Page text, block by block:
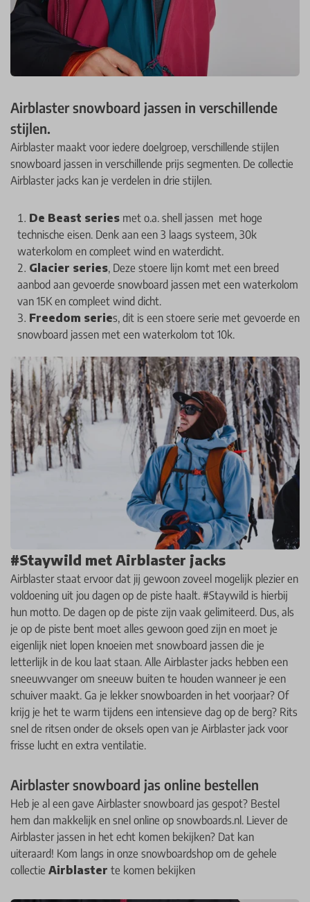
Airblaster snowboard jassen in verschillende
stijlen.
Airblaster maakt voor iedere doelgroep, verschillende stijlen
snowboard jassen in verschillende prijs segmenten. De collectie
Airblaster jacks kan je verdelen in drie stijlen.
De Beast series met o.a. shell jassen met hoge
technische eisen. Denk aan een 3 laags systeem, 30k
waterkolom en compleet wind en waterdicht.
Glacier series, Deze stoere lijn komt met een breed
aanbod aan gevoerde snowboard jassen met een waterkolom
van 15K en compleet wind dicht.
Freedom series, dit is een stoere serie met gevoerde en
snowboard jassen met een waterkolom tot 10k.
#Staywild met Airblaster jacks
Airblaster staat ervoor dat jij gewoon zoveel mogelijk plezier en
voldoening uit jou dagen op de piste haalt. #Staywild is hierbij
hun motto. De dagen op de piste zijn vaak gelimiteerd. Dus, als
je op de piste bent moet alles gewoon goed zijn en moet je
eigenlijk niet lopen knoeien met snowboard jassen die je
letterlijk in de kou laat staan. Alle Airblaster jacks hebben een
sneeuwvanger om sneeuw buiten te houden wanneer je een
schuiver maakt. Ga je lekker snowboarden in het voorjaar? Of
krijg je het te warm tijdens een intensieve dag op de berg? Rits
snel de ritsen onder de oksels open van je Airblaster jack voor
frisse lucht en extra ventilatie.
Airblaster snowboard jas online bestellen
Heb je al een gave Airblaster snowboard jas gespot? Bestel
hem dan makkelijk en snel online op snowboards.nl. Liever de
Airblaster jassen in het echt komen bekijken? Dat kan
uiteraard! Kom langs in onze snowboardshop om de gehele
collectie Airblaster te komen bekijken